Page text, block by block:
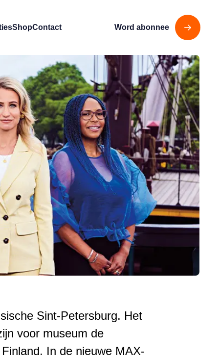
ShopContact Word abonnee
Sint-Petersburg. Het
voor museum de
In de nieuwe MAX-